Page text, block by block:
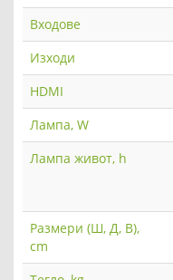
Входове
Изходи
HDMI
Лампа, W
Лампа живот, h
Размери (Ш, Д, В),
cm